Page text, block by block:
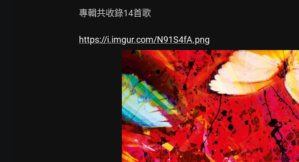
專輯共收錄14首歌
https://i.imgur.com/N91S4fA.png